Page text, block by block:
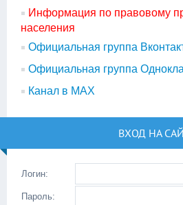
Информация по правовому
населения
Официальная группа
Официальная группа
Канал в МАХ
ВХОД НА
Логин:
Пароль: